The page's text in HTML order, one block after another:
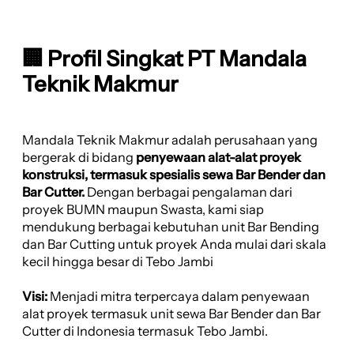
🏢 Profil Singkat PT Mandala
Teknik Makmur
Mandala Teknik Makmur adalah perusahaan yang
bergerak di bidang penyewaan alat-alat proyek
konstruksi, termasuk spesialis sewa Bar Bender dan
Bar Cutter. Dengan berbagai pengalaman dari
proyek BUMN maupun Swasta, kami siap
mendukung berbagai kebutuhan unit Bar Bending
dan Bar Cutting untuk proyek Anda mulai dari skala
kecil hingga besar di Tebo Jambi
Visi: Menjadi mitra terpercaya dalam penyewaan
alat proyek termasuk unit sewa Bar Bender dan Bar
Cutter di Indonesia termasuk Tebo Jambi.